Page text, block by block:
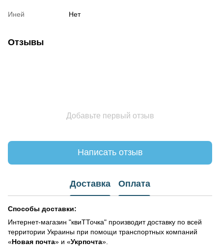
Иней Нет
Отзывы
Добавьте первый отзыв
Написать отзыв
Доставка Оплата
Способы доставки:
Интернет-магазин "квиТТочка" производит доставку по всей
территории Украины при помощи транспортных компаний
«Новая почта» и «Укрпочта».